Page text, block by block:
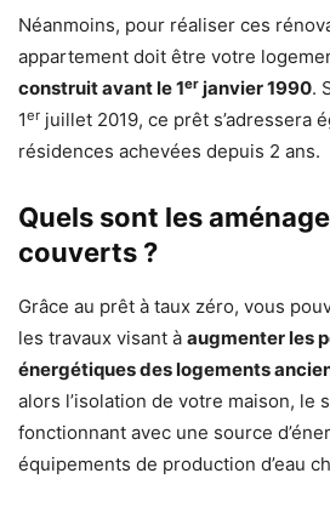
Néanmoins, pour réaliser ces
appartement doit être votre
construit avant le 1er janvier 1990.
1er juillet 2019, ce prêt s’adressera
résidences achevées depuis 2 ans.
Quels sont les
couverts ?
Grâce au prêt à taux zéro, vous
les travaux visant à augmenter les
énergétiques des logements
alors l’isolation de votre maison, le
fonctionnant avec une source
équipements de production d’eau